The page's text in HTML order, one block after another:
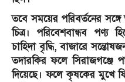
তবে সময়ের পরিবর্তনের
চিত্র। পরিবেশবান্ধব পণ্য
চাহিদা বৃদ্ধি, বাজারে
তদারকির ফলে সিরাজগঞ্জে
দিয়েছে। ফলে কৃষকের মুখে